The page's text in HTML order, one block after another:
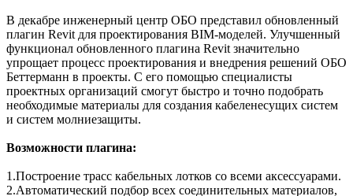
В декабре инженерный центр ОБО представил обновленный
плагин Revit для проектирования BIM-моделей. Улучшенный
функционал обновленного плагина Revit значительно
упрощает процесс проектирования и внедрения решений ОБО
Беттерманн в проекты. С его помощью специалисты
проектных организаций смогут быстро и точно подобрать
необходимые материалы для создания кабеленесущих систем
и систем молниезащиты.
Возможности плагина:
1.Построение трасс кабельных лотков со всеми аксессуарами.
2.Автоматический подбор всех соединительных материалов,